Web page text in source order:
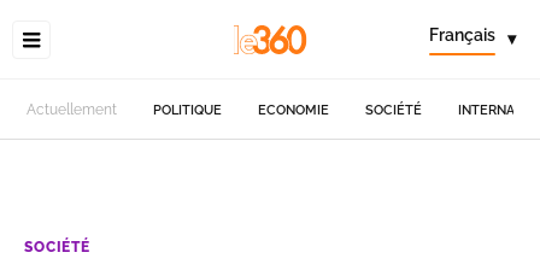
Français ▾
Actuellement POLITIQUE ECONOMIE SOCIÉTÉ
SOCIÉTÉ